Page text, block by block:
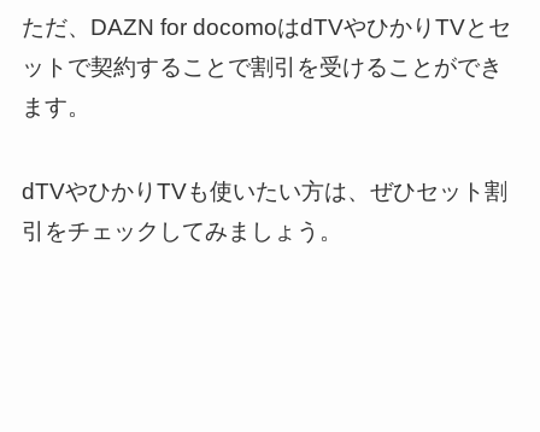
ただ、DAZN for docomoはdTVやひかりTVとセ
ットで契約することで割引 を受けることができ
ます。
dTVやひかりTVも使いたい方は、ぜひセット割
引をチェックしてみましょう。